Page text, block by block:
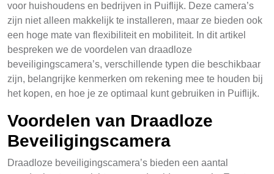
voor huishoudens en bedrijven in Puiflijk. Deze camera’s
zijn niet alleen makkelijk te installeren, maar ze bieden ook
een hoge mate van flexibiliteit en mobiliteit. In dit artikel
bespreken we de voordelen van draadloze
beveiligingscamera’s, verschillende typen die beschikbaar
zijn, belangrijke kenmerken om rekening mee te houden bij
het kopen, en hoe je ze optimaal kunt gebruiken in Puiflijk.
Voordelen van Draadloze
Beveiligingscamera
Draadloze beveiligingscamera’s bieden een aantal